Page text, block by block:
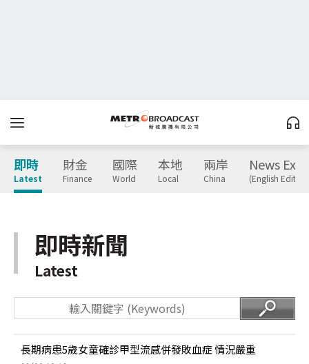
即時
Latest
財金
Finance
國際
World
本地
Local
兩岸
China
News
(English
即時新聞
Latest
長期病患5歲女童確診甲型流感併發敗血症 情況嚴重